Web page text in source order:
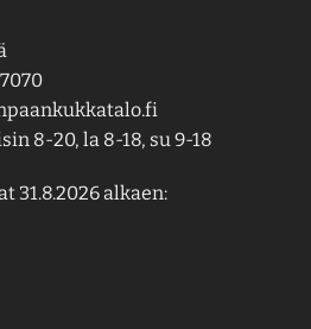
8-20, la 8-18, su 9-18
31.8.2026 alkaen: